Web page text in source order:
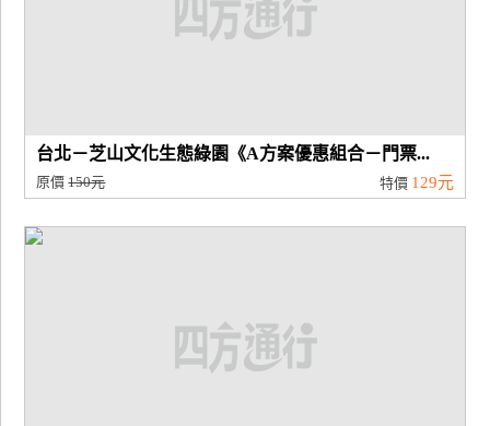
旅
伴
計
台北－芝山文化生態綠園《A方案優惠組合－門票...
原價150元 特價 129元